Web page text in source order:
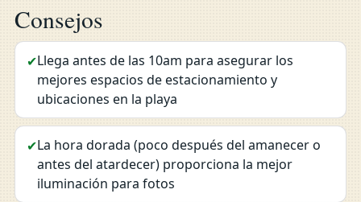
Consejos
✔Llega antes de las 10am para asegurar los
mejores espacios de estacionamiento y
ubicaciones en la playa
✔La hora dorada (poco después del amanecer o
antes del atardecer) proporciona la mejor
iluminación para fotos